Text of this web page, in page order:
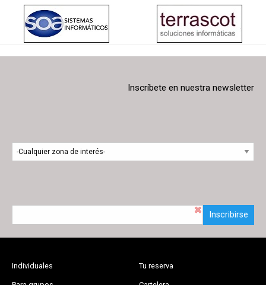
Inscríbete en nuestra newsletter
Inscribirse
Individuales Tu reserva